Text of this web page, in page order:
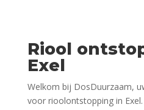
Riool
Exel
Welkom bij DosDuurzaam,
voor rioolontstopping in